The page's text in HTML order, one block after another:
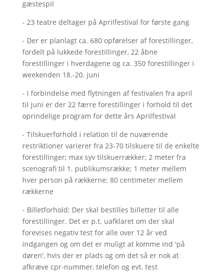
gæstespil
- 23 teatre deltager på Aprilfestival for første gang
- Der er planlagt ca. 680 opførelser af forestillinger,
fordelt på lukkede forestillinger, 22 åbne
forestillinger i hverdagene og ca. 350 forestillinger i
weekenden 18.-20. juni
- I forbindelse med flytningen af festivalen fra april
til juni er der 22 færre forestillinger i forhold til det
oprindelige program for dette års Aprilfestival
- Tilskuerforhold i relation til de nuværende
restriktioner varierer fra 23-70 tilskuere til de enkelte
forestillinger; max syv tilskuerrækker; 2 meter fra
scenografi til 1. publikumsrække; 1 meter mellem
hver person på rækkerne; 80 centimeter mellem
rækkerne
- Billetforhold: Der skal bestilles billetter til alle
forestillinger. Det er p.t. uafklaret om der skal
forevises negativ test for alle over 12 år ved
indgangen og om det er muligt at komme ind 'på
døren', hvis der er plads og om det så er nok at
afkræve cpr-nummer, telefon og evt. test